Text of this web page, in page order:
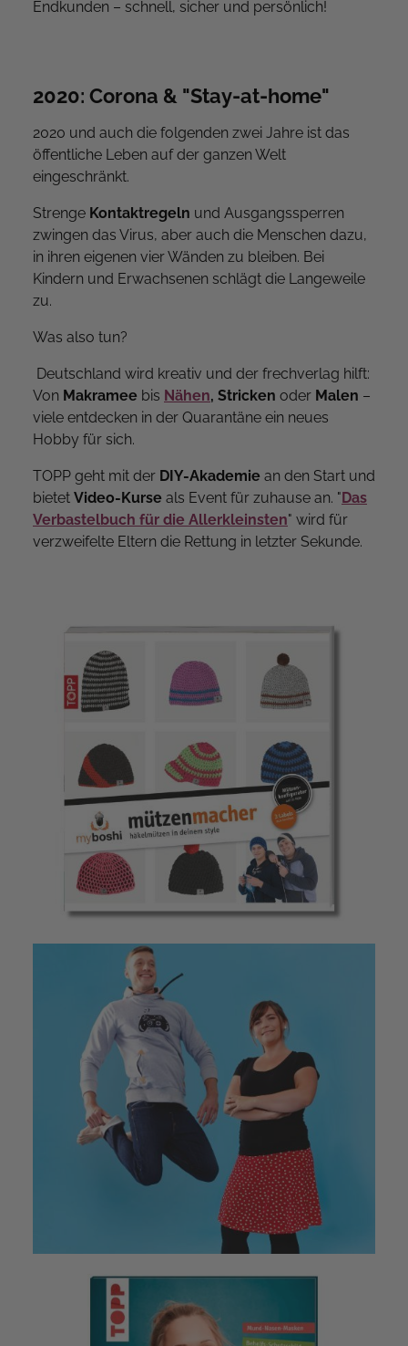
Endkunden – schnell, sicher und persönlich!
2020: Corona & "Stay-at-home"
2020 und auch die folgenden zwei Jahre ist das
öffentliche Leben auf der ganzen Welt
eingeschränkt.
Strenge Kontaktregeln und Ausgangssperren
zwingen das Virus, aber auch die Menschen dazu,
in ihren eigenen vier Wänden zu bleiben. Bei
Kindern und Erwachsenen schlägt die Langeweile
zu.
Was also tun?
Deutschland wird kreativ und der frechverlag hilft:
Von Makramee bis Nähen, Stricken oder Malen –
viele entdecken in der Quarantäne ein neues
Hobby für sich.
TOPP geht mit der DIY-Akademie an den Start und
bietet Video-Kurse als Event für zuhause an. "Das
Verbastelbuch für die Allerkleinsten" wird für
verzweifelte Eltern die Rettung in letzter Sekunde.